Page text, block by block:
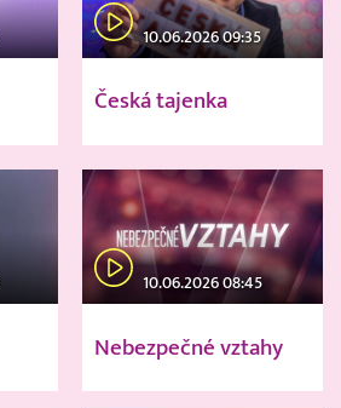
10.06.2026 09:35
Česká tajenka
10.06.2026 08:45
Nebezpečné vztahy